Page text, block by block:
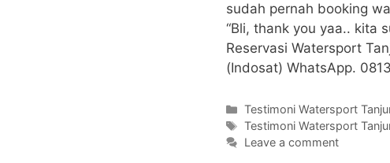
sudah pernah booking
“Bli, thank you yaa.. kita
Reservasi Watersport
(Indosat) WhatsApp.
Categories
Testimoni Watersport
Tags
Testimoni Watersport
Leave a comment